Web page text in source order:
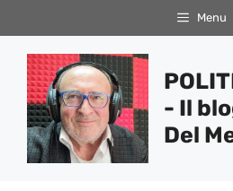
al
contenuto
Menu
- Il
Del